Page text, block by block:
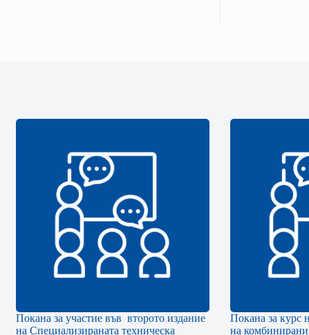
Покана за участие във второто издание
на Специализираната техническа
Покана за курс
на